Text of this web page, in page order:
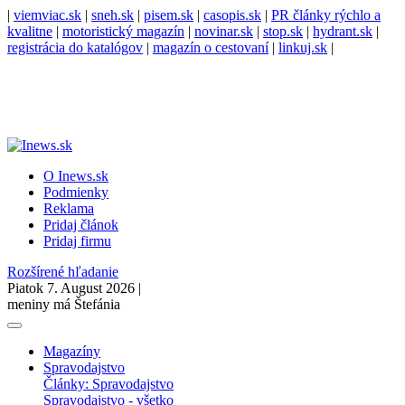
| viemviac.sk | sneh.sk | pisem.sk | casopis.sk | PR články rýchlo a
kvalitne | motoristický magazín | novinar.sk | stop.sk | hydrant.sk |
registrácia do katalógov | magazín o cestovaní| linkuj.sk |
O Inews.sk
Podmienky
Reklama
Pridaj článok
Pridaj firmu
Rozšírené hľadanie
Piatok 7. August 2026 |
meniny má Štefánia
Magazíny
Spravodajstvo
Články: Spravodajstvo
Spravodajstvo - všetko